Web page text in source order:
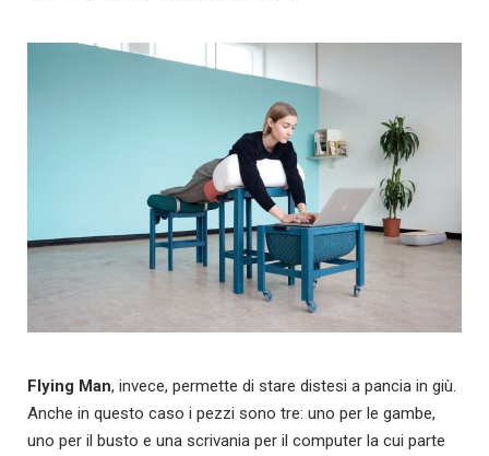
Flying Man, invece, permette di stare distesi a pancia in giù.
Anche in questo caso i pezzi sono tre: uno per le gambe,
uno per il busto e una scrivania per il computer la cui parte